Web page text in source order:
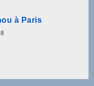
à Paris